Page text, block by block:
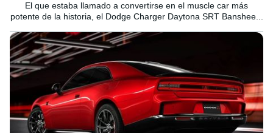
El que estaba llamado a convertirse en el muscle car más
potente de la historia, el Dodge Charger Daytona SRT Banshee...